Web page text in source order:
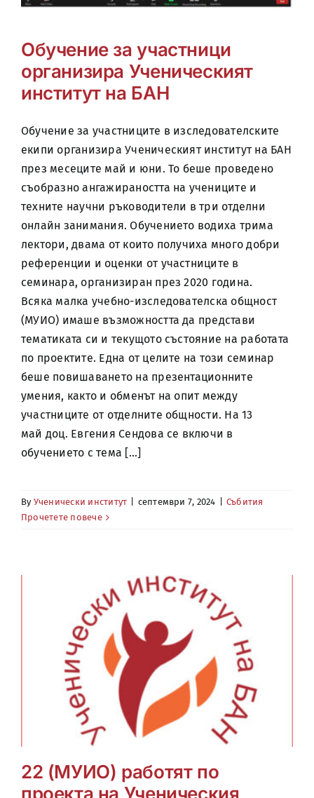
Обучение за участници
организира Ученическият
институт на БАН
Обучение за участниците в изследователските
екипи организира Ученическият институт на БАН
през месеците май и юни. То беше проведено
съобразно ангажираността на учениците и
техните научни ръководители в три отделни
онлайн занимания. Обучението водиха трима
лектори, двама от които получиха много добри
референции и оценки от участниците в
семинара, организиран през 2020 година.
Всяка малка учебно-изследователска общност
(МУИО) имаше възможността да представи
тематиката си и текущото състояние на работата
по проектите. Една от целите на този семинар
беше повишаването на презентационните
умения, както и обменът на опит между
участниците от отделните общности. На 13
май доц. Евгения Сендова се включи в
обучението с тема [...]
By Ученически институт септември 7, 2024
Събития
Прочетете повече
22 (МУИО) работят по
проекта на Ученическия